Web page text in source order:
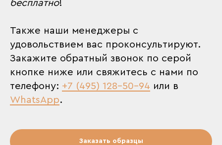
бесплатно!
Также наши менеджеры с
удовольствием вас проконсультируют.
Закажите обратный звонок по серой
кнопке ниже или свяжитесь с нами по
телефону: +7 (495) 128-50-94 или в
WhatsApp.
Заказать образцы